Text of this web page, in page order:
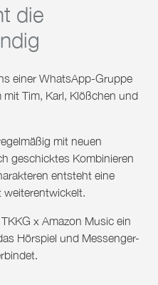
die
einer WhatsApp-Gruppe
mit Tim, Karl, Klößchen und
mit neuen
geschicktes Kombinieren
entsteht eine
TKKG x Amazon Music ein
Hörspiel und Messenger-